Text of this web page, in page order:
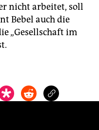
nicht arbeitet, soll
Bebel auch die
„Gesellschaft im